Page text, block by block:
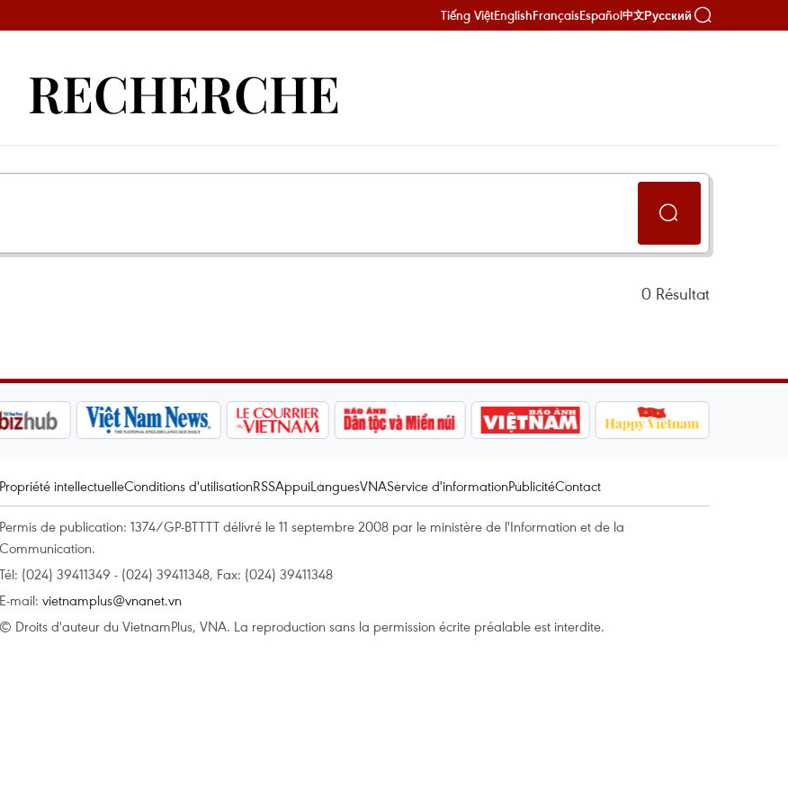
Tiếng ViệtEnglishFrançaisEspañol中文Русский
RECHERCHE
0 Résultat
Propriété intellectuelleConditions d'utilisationRSSAppuiLanguesVNAService d'informationPublicitéContact
Permis de publication: 1374/GP-BTTTT délivré le 11 septembre 2008 par le ministère de l'Information et de la
Communication.
Tél: (024) 39411349 - (024) 39411348, Fax: (024) 39411348
E-mail: vietnamplus@vnanet.vn
© Droits d'auteur du VietnamPlus, VNA. La reproduction sans la permission écrite préalable est interdite.